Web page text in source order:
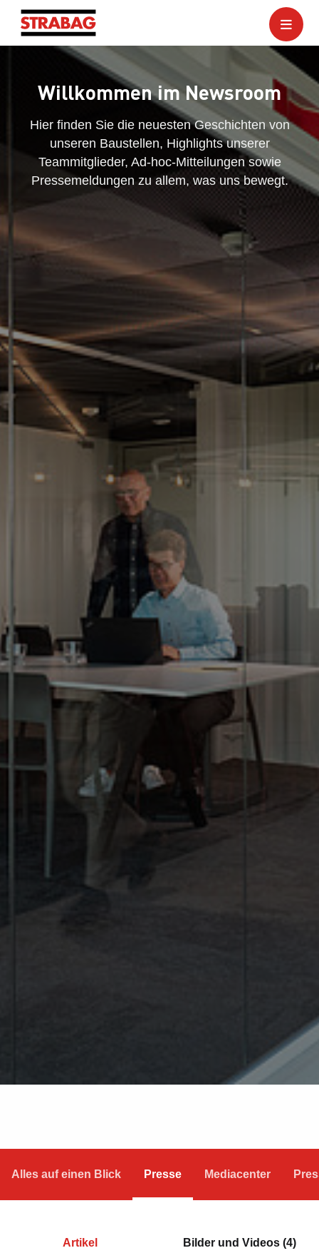
Willkommen im Newsroom
Hier finden Sie die neuesten Geschichten von
unseren Baustellen, Highlights unserer
Teammitglieder, Ad-hoc-Mitteilungen sowie
Pressemeldungen zu allem, was uns bewegt.
Alles auf einen Blick Presse Mediacenter
Artikel Bilder und Videos (4)